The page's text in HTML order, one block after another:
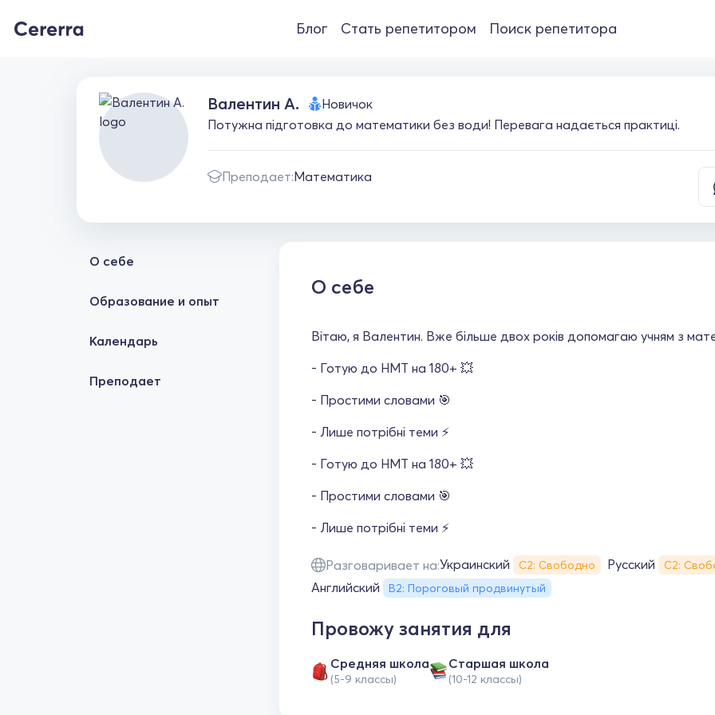
Блог Стать репетитором Поиск репетитора
Валентин А.
Новичок
Потужна підготовка до математики без води! Перевага надається практиці.
Преподает:Математика
О себе
Образование и опыт
Календарь
Преподает
О себе
Вітаю, я Валентин. Вже більше двох років допомагаю учням з
- Готую до НМТ на 180+ 💥
- Простими словами 🎯
- Лише потрібні теми ⚡️
- Готую до НМТ на 180+ 💥
- Простими словами 🎯
- Лише потрібні теми ⚡️
Разговаривает на:Украинский С2: Свободно Русский С2:
Английский B2: Пороговый продвинутый
Провожу занятия для
Средняя школа
(5-9 классы)
Cтаршая школа
(10-12 классы)